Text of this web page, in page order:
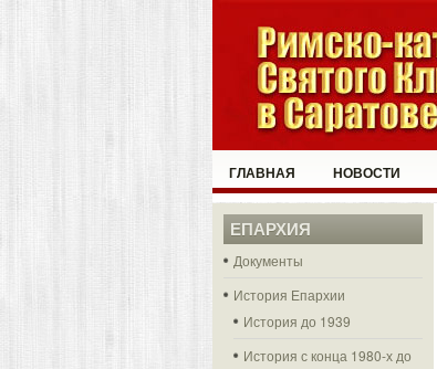
ГЛАВНАЯ НОВОСТИ
ЕПАРХИЯ
Документы
История Епархии
История до 1939
История с конца 1980-х до